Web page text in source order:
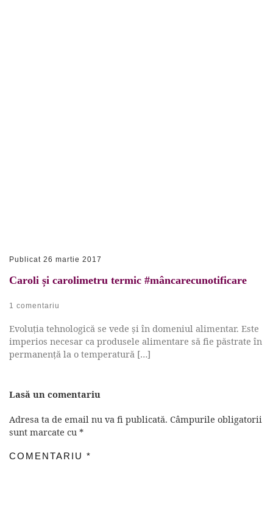
Publicat 26 martie 2017
Caroli și carolimetru termic #mâncarecunotificare
1 comentariu
Evoluția tehnologică se vede și în domeniul alimentar. Este
imperios necesar ca produsele alimentare să fie păstrate în
permanență la o temperatură […]
Lasă un comentariu
Adresa ta de email nu va fi publicată. Câmpurile obligatorii
sunt marcate cu *
COMENTARIU *